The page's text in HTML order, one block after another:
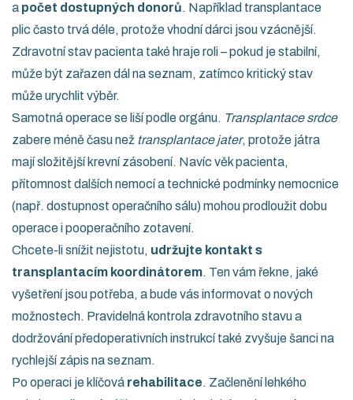
a počet dostupných donorů. Například transplantace
plic často trvá déle, protože vhodní dárci jsou vzácnější.
Zdravotní stav pacienta také hraje roli – pokud je stabilní,
může být zařazen dál na seznam, zatímco kritický stav
může urychlit výběr.
Samotná operace se liší podle orgánu. Transplantace srdce
zabere méně času než transplantace jater, protože játra
mají složitější krevní zásobení. Navíc věk pacienta,
přítomnost dalších nemocí a technické podmínky nemocnice
(např. dostupnost operačního sálu) mohou prodloužit dobu
operace i pooperačního zotavení.
Chcete-li snížit nejistotu, udržujte kontakt s
transplantacím koordinátorem. Ten vám řekne, jaké
vyšetření jsou potřeba, a bude vás informovat o nových
možnostech. Pravidelná kontrola zdravotního stavu a
dodržování předoperativních instrukcí také zvyšuje šanci na
rychlejší zápis na seznam.
Po operaci je klíčová rehabilitace. Začlenění lehkého